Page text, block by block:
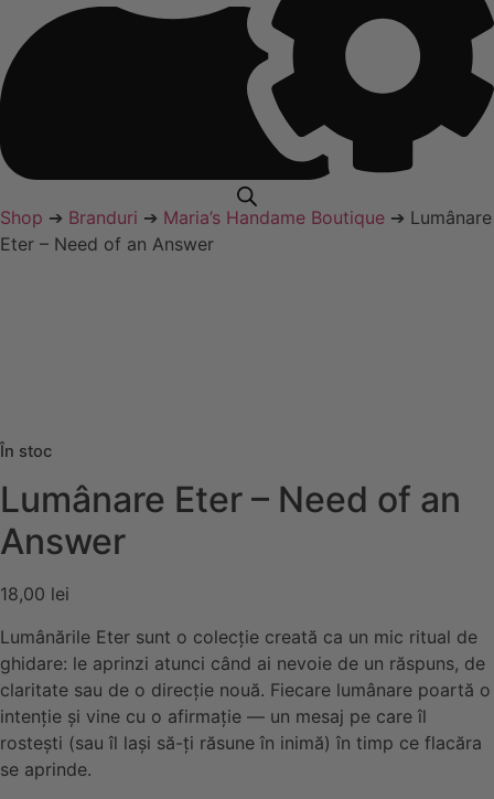
Shop ➔ Branduri ➔ Maria’s Handame Boutique ➔ Lumânare
Eter – Need of an Answer
În stoc
Lumânare Eter – Need of an
Answer
18,00 lei
Lumânările Eter sunt o colecție creată ca un mic ritual de
ghidare: le aprinzi atunci când ai nevoie de un răspuns, de
claritate sau de o direcție nouă. Fiecare lumânare poartă o
intenție și vine cu o afirmație — un mesaj pe care îl
rostești (sau îl lași să-ți răsune în inimă) în timp ce flacăra
se aprinde.